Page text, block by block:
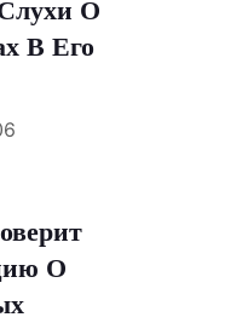
О
В Его
О